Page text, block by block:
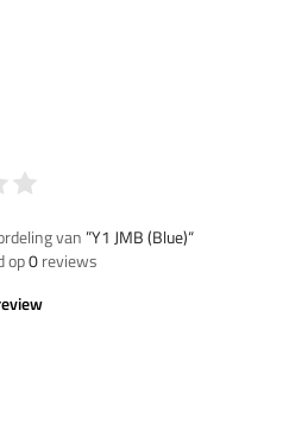
van”Y1 JMB (Blue)“
op0reviews